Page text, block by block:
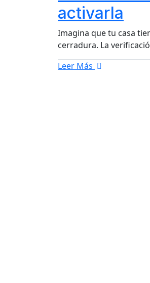
activarla
Imagina que tu casa
cerradura. La
Leer Más